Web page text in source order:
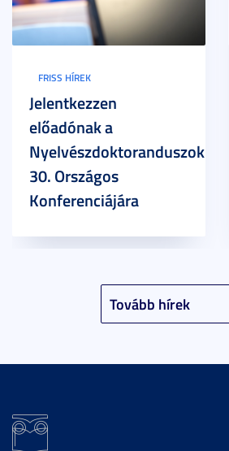
Tovább hírek
FRISS HÍREK
Jelentkezzen
előadónak a
Nyelvészdoktoranduszok
30. Országos
Konferenciájára